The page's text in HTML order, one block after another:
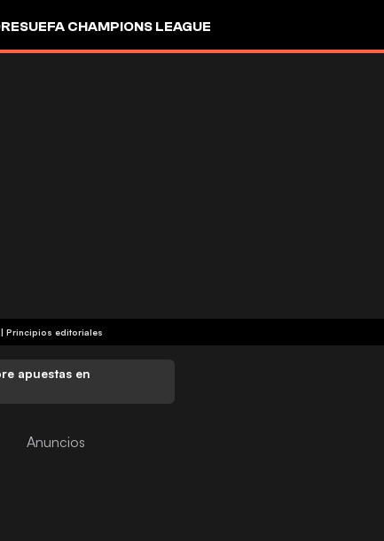
UEFA CHAMPIONS LEAGUE
| Principios editoriales
apuestas en